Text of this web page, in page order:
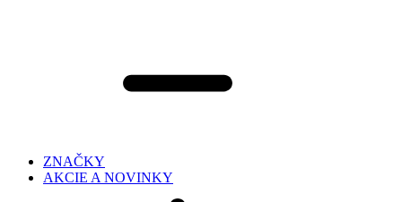
ZNAČKY
AKCIE A NOVINKY